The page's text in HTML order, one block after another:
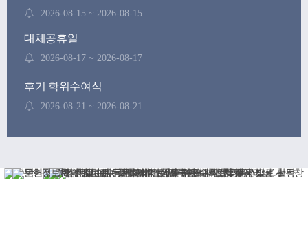
2026-08-15 ~ 2026-08-15
대체공휴일
2026-08-17 ~ 2026-08-17
후기 학위수여식
2026-08-21 ~ 2026-08-21